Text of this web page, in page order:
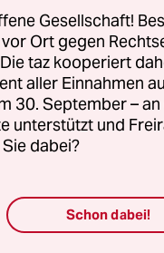
die
sterben aus.
Gesellschaft!
Ort gegen
taz kooperiert
aller Einnahmen
30. September –
unterstützt und
dabei?
Schon dabei!